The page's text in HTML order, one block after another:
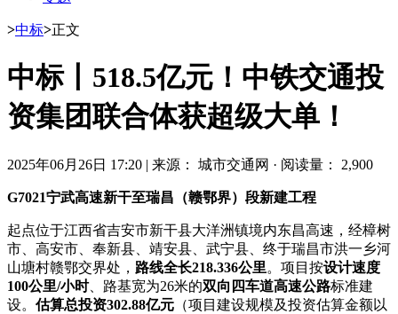
>中标>正文
中标丨518.5亿元！中铁交通投
资集团联合体获超级大单！
2025年06月26日 17:20 | 来源： 城市交通网 · 阅读量： 2,900
G7021宁武高速新干至瑞昌（赣鄂界）段新建工程
起点位于江西省吉安市新干县大洋洲镇境内东昌高速，经樟树
市、高安市、奉新县、靖安县、武宁县、终于瑞昌市洪一乡河
山塘村赣鄂交界处， 路线全长218.336公里。项目按设计速度
100公里/小时、路基宽为26米的双向四车道高速公路标准建
设。 估算总投资302.88亿元 （项目建设规模及投资估算金额以